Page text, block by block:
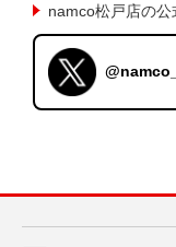
namco松戸店の公